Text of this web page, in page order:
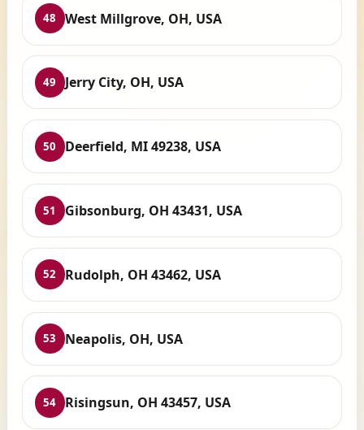
48 West Millgrove, OH, USA
49 Jerry City, OH, USA
50 Deerfield, MI 49238, USA
51 Gibsonburg, OH 43431, USA
52 Rudolph, OH 43462, USA
53 Neapolis, OH, USA
54 Risingsun, OH 43457, USA